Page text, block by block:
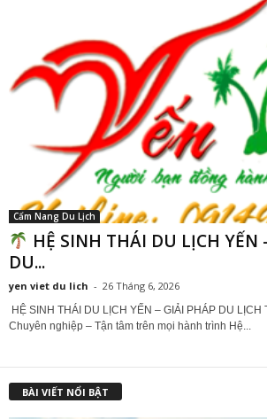
Cẩm Nang Du Lịch
HỆ SINH THÁI DU LỊCH YẾN
DU...
yen viet du lich - 26 Tháng 6, 2026
HỆ SINH THÁI DU LỊCH YẾN – GIẢI PHÁP DU LỊCH
Chuyên nghiệp – Tận tâm trên mọi hành trình Hệ...
BÀI VIẾT NỔI BẬT